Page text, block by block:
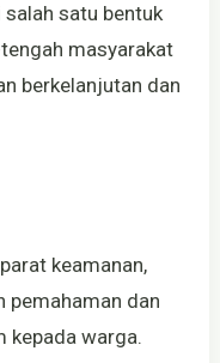
satu bentuk
masyarakat
berkelanjutan dan
keamanan,
pemahaman dan
kepada warga.